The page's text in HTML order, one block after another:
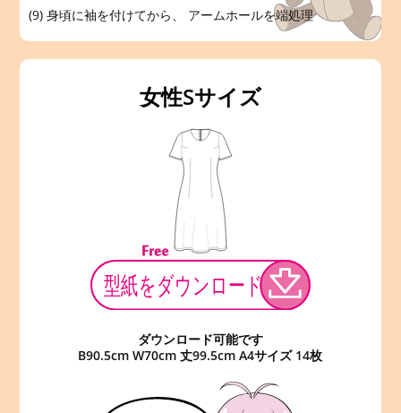
(9) 身頃に袖を付けてから、 アームホールを端処理
女性Sサイズ
ダウンロード可能です
B90.5cm W70cm 丈99.5cm A4サイズ 14枚